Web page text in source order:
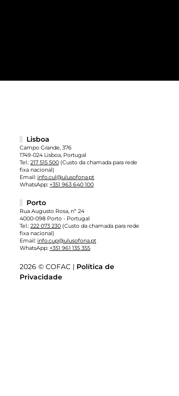
Lisboa
Campo Grande, 376
1749-024 Lisboa, Portugal
Tel.: 217 515 500 (Custo da chamada para rede
fixa nacional)
Email: info.cul@ulusofona.pt
WhatsApp: +351 963 640 100
Porto
Rua Augusto Rosa, nº 24
4000-098 Porto - Portugal
Tel.: 222 073 230 (Custo da chamada para rede
fixa nacional)
Email: info.cup@ulusofona.pt
WhatsApp: +351 961 135 355
2026 © COFAC | Política de
Privacidade